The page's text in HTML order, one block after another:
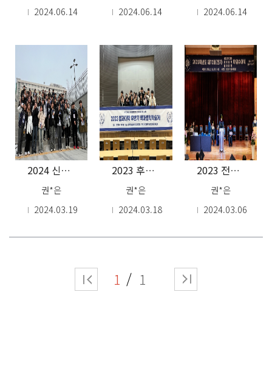
2024.06.14
2024.06.14
2024.06.14
2024 신입생 오리엔테이션
권*은
2024.03.19
2023 후반기 백마법학학술제
권*은
2024.03.18
2023 전기 학위수여식
권*은
2024.03.06
1 1